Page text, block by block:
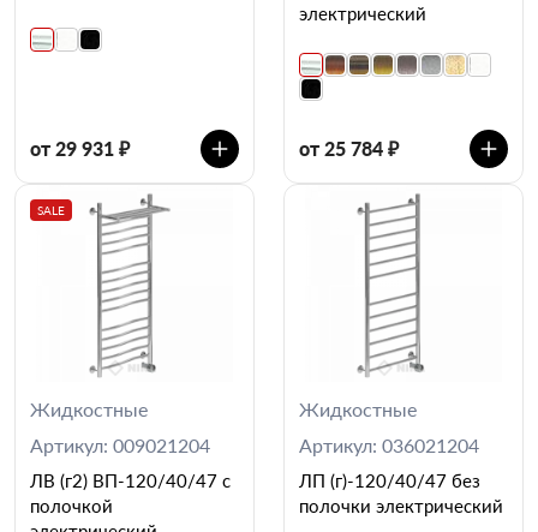
от 29 931 ₽
электрический
от 25 784 ₽
SALE
Жидкостные
Артикул: 009021204
ЛВ (г2) ВП-120/40/47 с
полочкой
Жидкостные
Артикул: 036021204
ЛП (г)-120/40/47 без
полочки электрический